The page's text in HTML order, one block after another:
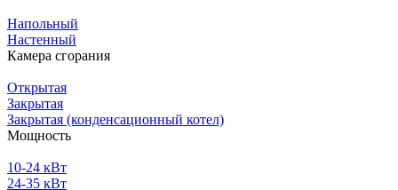
Напольный
Настенный
Камера сгорания
Открытая
Закрытая
Закрытая (конденсационный котел)
Мощность
10-24 кВт
24-35 кВт